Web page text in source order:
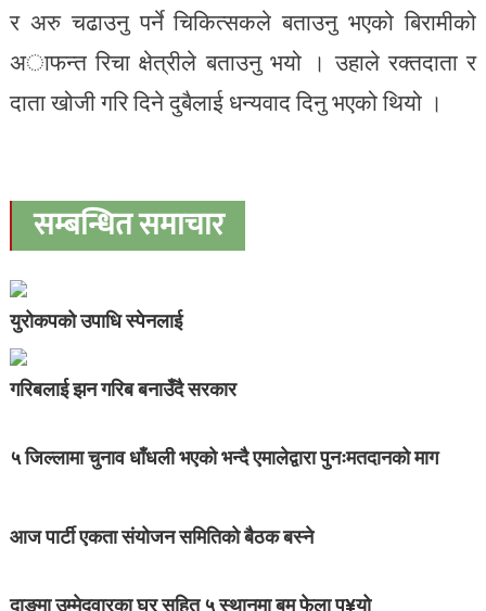
र अरु चढाउनु पर्ने चिकित्सकले बताउनु भएको बिरामीको
अाफन्त रिचा क्षेत्रीले बताउनु भयो । उहाले रक्तदाता र
दाता खोजी गरि दिने दुबैलाई धन्यवाद दिनु भएको थियो ।
सम्बन्धित समाचार
युरोकपको उपाधि स्पेनलाई
गरिबलाई झन गरिब बनाउँदै सरकार
५ जिल्लामा चुनाव धाँधली भएको भन्दै एमालेद्वारा पुनःमतदानको माग
आज पार्टी एकता संयोजन समितिको बैठक बस्ने
दाङमा उम्मेदवारका घर सहित ५ स्थानमा बम फेला प¥यो